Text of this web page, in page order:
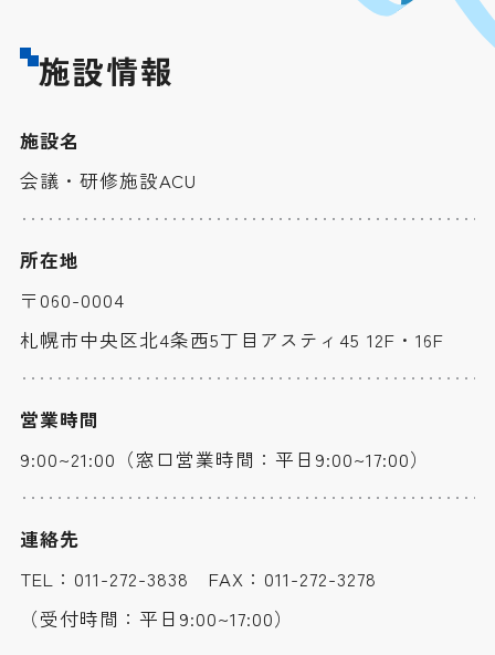
施設情報
施設名
会議・研修施設ACU
所在地
〒060-0004
札幌市中央区北4条西5丁目アスティ45 12F・16F
営業時間
9:00~21:00（窓口営業時間：平日9:00~17:00）
連絡先
TEL： 011-272-3838 FAX：011-272-3278
（受付時間：平日9:00~17:00）